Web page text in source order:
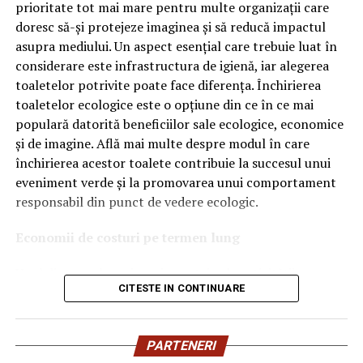
OEM.
Ce înseamnă Ravenol VMP?
DenumireaVMPidentifică o gamă de uleiuri dezvoltate
pentru motoare moderne care necesită performanțe
ridicate și compatibilitate cu numeroase specificații ale
constructorilor auto.
Acest produs este destinat în special motoarelor
moderne pe benzină și diesel, inclusiv celor echipate cu:
catalizatoare moderne;
sisteme Start-Stop.
Una dintre cele mai importante caracteristici ale acestui
prioritate tot mai mare pentru multe organizații care
doresc să-și protejeze imaginea și să reducă impactul
asupra mediului. Un aspect esențial care trebuie luat în
considerare este infrastructura de igienă, iar alegerea
toaletelor potrivite poate face diferența. Închirierea
toaletelor ecologice este o opțiune din ce în ce mai
populară datorită beneficiilor sale ecologice, economice
și de imagine. Află mai multe despre modul în care
închirierea acestor toalete contribuie la succesul unui
eveniment verde și la promovarea unui comportament
responsabil din punct de vedere ecologic.
Economii de costuri pe termen lung
Unul dintre cele mai mari avantaje ale activității
închiriere toalete ecologiceeste economia de costuri.
termen lung, aceasta este o opțiune mai rentabilă decât
construirea unei infrastructuri permanente de toalete.
CITESTE IN CONTINUARE
PARTENERI